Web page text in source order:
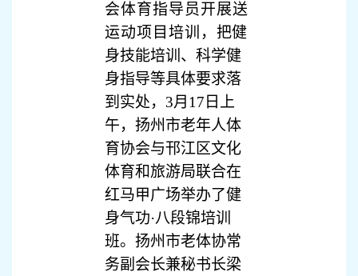
会体育指导员开展送
运动项目培训， 把健
身技能培训、科学健
身指导等具体要求落
到实处，3月17日上
午，扬州市老年人体
育协会与邗江区文化
体育和旅游局联合在
红马甲广场举办了健
身气功·八段锦培训
班。扬州市老体协常
务副会长兼秘书长梁